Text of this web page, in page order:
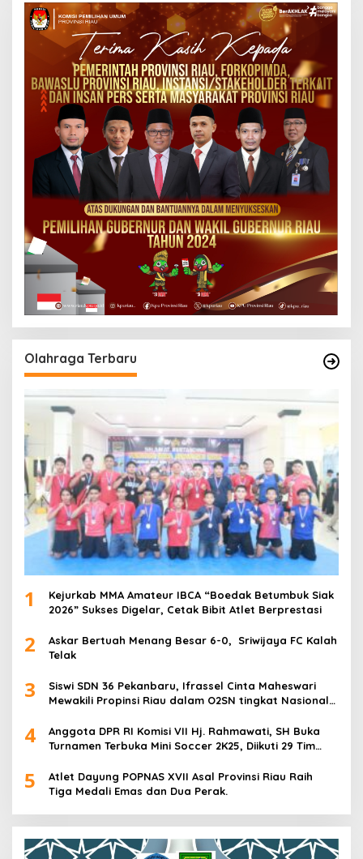
Olahraga Terbaru
1
Kejurkab MMA Amateur IBCA “Boedak Betumbuk Siak
2026” Sukses Digelar, Cetak Bibit Atlet Berprestasi
2
Askar Bertuah Menang Besar 6-0, Sriwijaya FC Kalah
Telak
3
Siswi SDN 36 Pekanbaru, Ifrassel Cinta Maheswari
Mewakili Propinsi Riau dalam O2SN tingkat Nasional
4
Anggota DPR RI Komisi VII Hj. Rahmawati, SH Buka
Turnamen Terbuka Mini Soccer 2K25, Diikuti 29 Tim
5
Atlet Dayung POPNAS XVII Asal Provinsi Riau Raih
Tiga Medali Emas dan Dua Perak.